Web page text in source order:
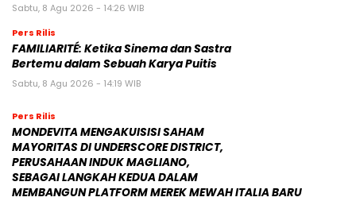
Sabtu, 8 Agu 2026 - 14:26 WIB
Pers Rilis
FAMILIARITÉ: Ketika Sinema dan Sastra
Bertemu dalam Sebuah Karya Puitis
Sabtu, 8 Agu 2026 - 14:19 WIB
Pers Rilis
MONDEVITA MENGAKUISISI SAHAM
MAYORITAS DI UNDERSCORE DISTRICT,
PERUSAHAAN INDUK MAGLIANO,
SEBAGAI LANGKAH KEDUA DALAM
MEMBANGUN PLATFORM MEREK MEWAH ITALIA BARU